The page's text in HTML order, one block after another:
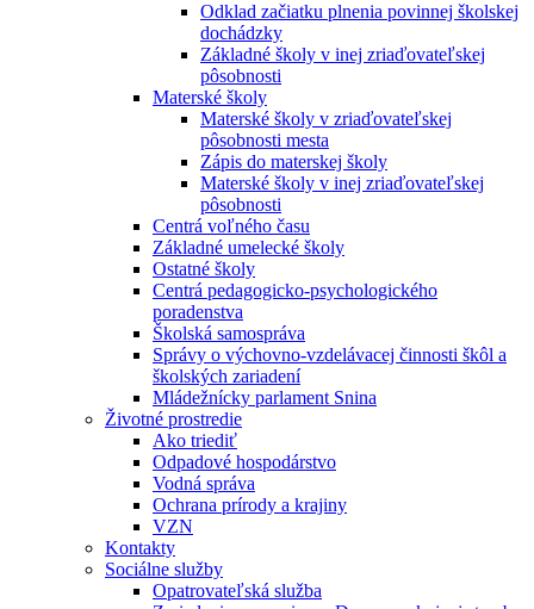
Odklad začiatku plnenia povinnej školskej
dochádzky
Základné školy v inej zriaďovateľskej
pôsobnosti
Materské školy
Materské školy v zriaďovateľskej
pôsobnosti mesta
Zápis do materskej školy
Materské školy v inej zriaďovateľskej
pôsobnosti
Centrá voľného času
Základné umelecké školy
Ostatné školy
Centrá pedagogicko-psychologického
poradenstva
Školská samospráva
Správy o výchovno-vzdelávacej činnosti škôl a
školských zariadení
Mládežnícky parlament Snina
Životné prostredie
Ako triediť
Odpadové hospodárstvo
Vodná správa
Ochrana prírody a krajiny
VZN
Kontakty
Sociálne služby
Opatrovateľská služba